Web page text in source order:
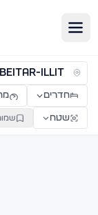
דירות למכירה
חדרים
שטח